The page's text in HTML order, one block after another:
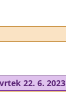
22. 6. 2023